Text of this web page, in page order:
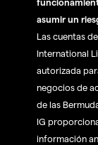
asumir un
Las cuentas
International
autorizada
negocios de
de las
IG
información